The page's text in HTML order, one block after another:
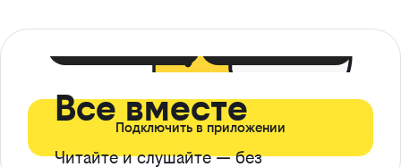
Все вместе
Читайте и слушайте — без
Подключить в приложении